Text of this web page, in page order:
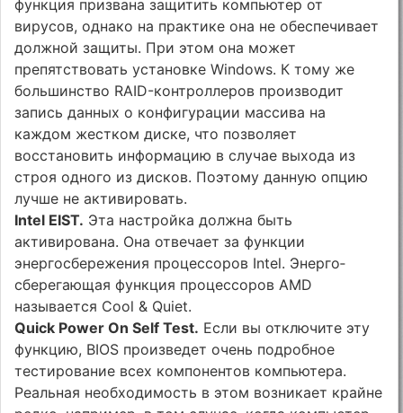
функция призвана защитить компьютер от
вирусов, однако на практике она не обеспечивает
должной защиты. При этом она может
препятствовать установке Windows. К тому же
большинство RAID-контроллеров производит
запись данных о конфигурации массива на
каждом жестком диске, что позволяет
восстановить информацию в случае выхода из
строя одного из дисков. Поэтому данную опцию
лучше не активировать.
Intel EIST. Эта настройка должна быть
активирована. Она отвечает за функции
энергосбережения процессоров Intel. Энерго­
сберегающая функция процессо­ров AMD
называется Cool & Quiet.
Quick Power On Self Test. Если вы отключите эту
функцию, BIOS произведет очень подробное
тестирование всех компонентов компьютера.
Реальная необходимость в этом возникает крайне